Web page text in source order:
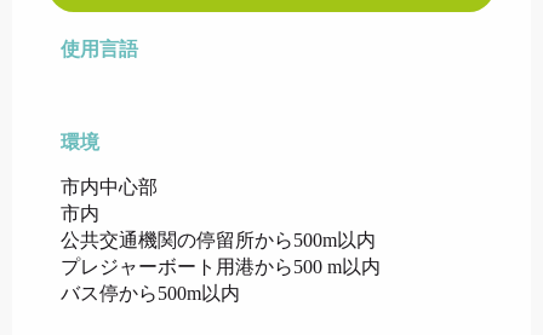
使用言語
使用言語
環境
環境
市内中心部
市内
公共交通機関の停留所から500m以内
プレジャーボート用港から500 m以内
バス停から500m以内